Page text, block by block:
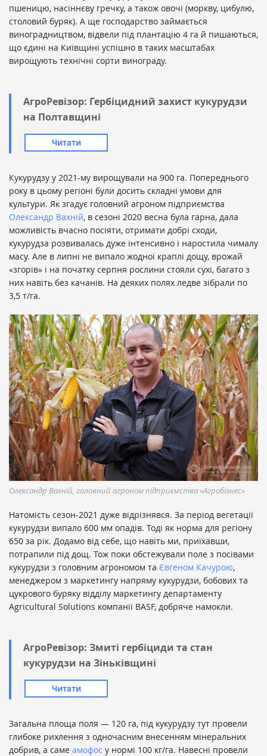
пшеницю, насіннєву гречку, а також овочі (моркву, цибулю,
столовий буряк). А ще господарство займається
виноградництвом, відвели під плантацію 4 га й пишаються,
що єдині на Київщині успішно в таких масштабах
вирощують технічні сорти винограду.
АгроРевізор: Гербіцидний захист кукурудзи
на Полтавщині
Читати
Кукурудзу у 2021-му вирощували на 900 га. Попереднього
року в цьому регіоні були досить складні умови для
культури. Як згадує головний агроном підприємства
Олександр Вахній, в сезоні 2020 весна була гарна, дала
можливість вчасно посіяти, отримати добрі сходи,
кукурудза розвивалась дуже інтенсивно і наростила чималу
масу. Але в липні не випало жодної краплі дощу, врожай
«згорів» і на початку серпня рослини стояли сухі, багато з
них навіть без качанів. На деяких полях ледве зібрали по
3,5 т/га.
Олександр Вахній, головний агроном підприємства «Агробізнес»
Натомість сезон-2021 дуже відрізнявся. За період вегетації
кукурудзи випало 600 мм опадів. Тоді як норма для регіону
650 за рік. Додамо від себе, що навіть ми, приїхавши,
потрапили під дощ. Тож поки обстежували поле з посівами
кукурудзи з головним агрономом та Євгеном Качурою,
менеджером з маркетингу напряму кукурудзи, бобових та
цукрового буряку відділу маркетингу департаменту
Agricultural Solutions компанії BASF, добряче намокли.
АгроРевізор: Змиті гербіциди та стан
кукурудзи на Зіньківщині
Читати
Загальна площа поля — 120 га, під кукурудзу тут провели
глибоке рихлення з одночасним внесенням мінеральних
добрив, а саме амофос у нормі 100 кг/га. Навесні провели